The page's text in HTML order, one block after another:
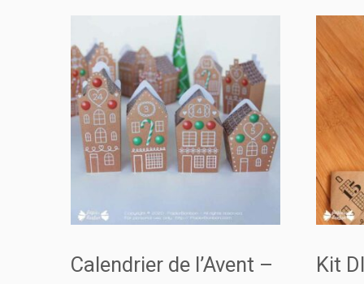
Calendrier de l’Avent –
Kit